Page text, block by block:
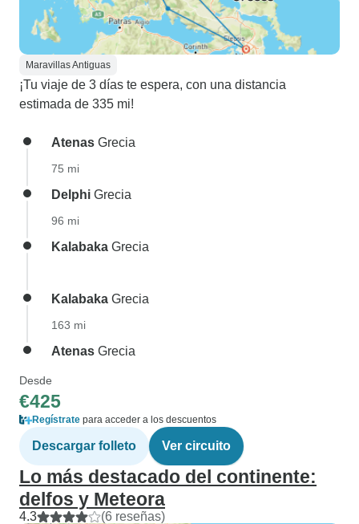
Maravillas Antiguas
¡Tu viaje de 3 días te espera, con una distancia
estimada de 335 mi!
Atenas Grecia
75 mi
Delphi Grecia
96 mi
Kalabaka Grecia
Kalabaka Grecia
163 mi
Atenas Grecia
Desde
€425
Regístrate para acceder a los descuentos
Descargar folleto Ver circuito
Lo más destacado del continente:
delfos y Meteora
4.3 (6 reseñas)